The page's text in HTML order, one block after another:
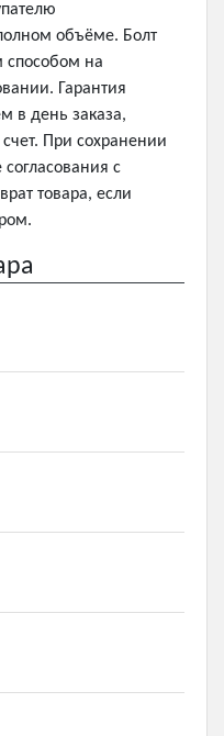
объёме. Болт
на
Гарантия
в день заказа,
При сохранении
согласования с
товара, если